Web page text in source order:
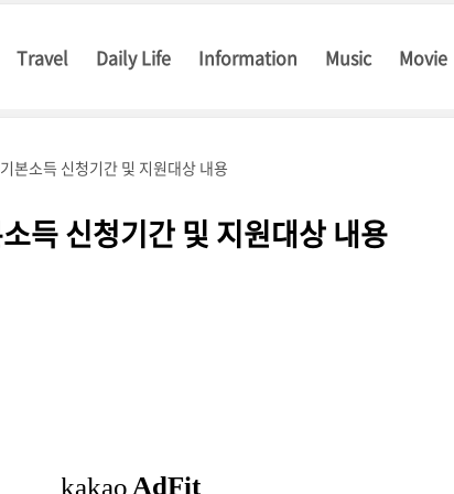
Travel Daily Life Information Music Movie
본소득 신청기간 및 지원대상 내용
득 신청기간 및 지원대상 내용